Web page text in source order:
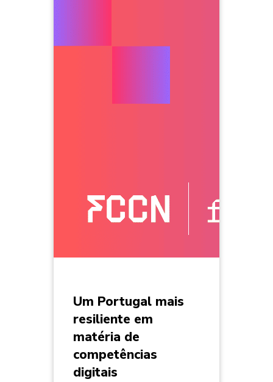
Um Portugal mais
resiliente em
matéria de
competências
digitais